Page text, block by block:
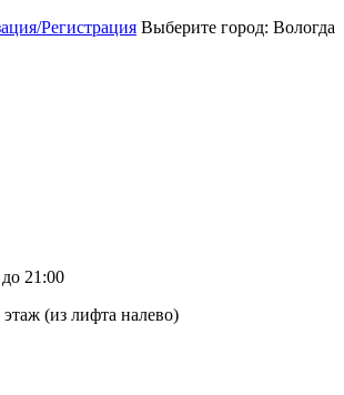
Регистрация Выберите город: Вологда
21:00
(из лифта налево)